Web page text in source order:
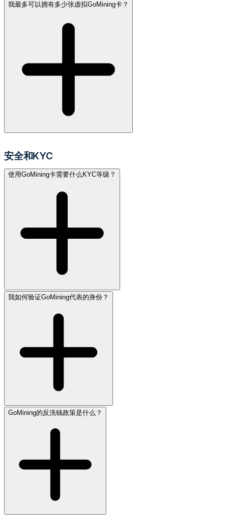
我最多可以拥有多少张虚拟GoMining卡？
安全和KYC
使用GoMining卡需要什么KYC等级？
我如何验证GoMining代表的身份？
GoMining的反洗钱政策是什么？